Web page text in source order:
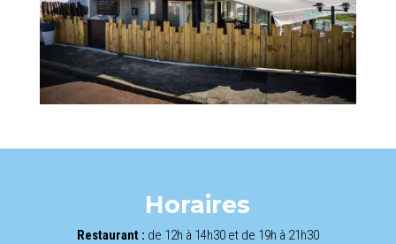
Horaires
Restaurant : de 12h à 14h30 et de 19h à 21h30